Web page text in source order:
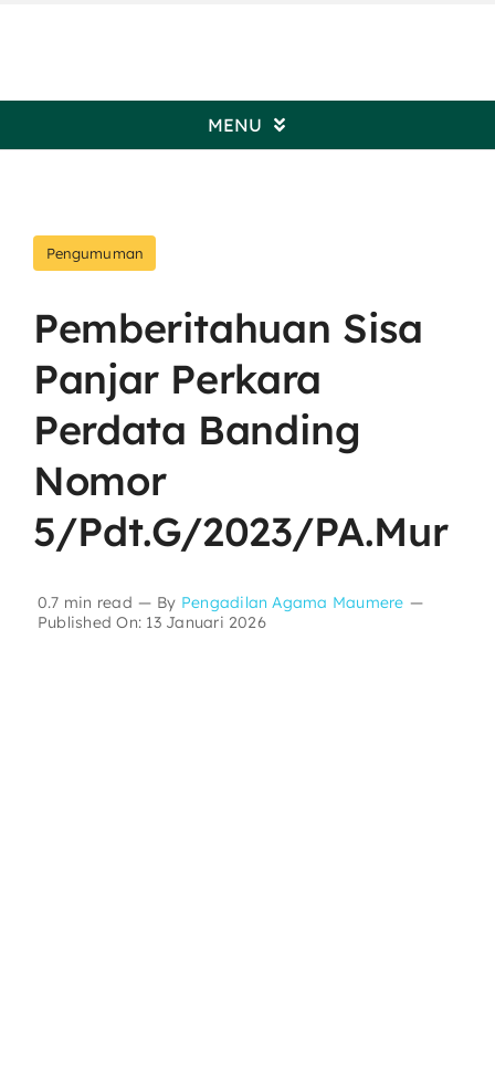
MENU
Profil Pengadilan
Informasi Umum
Kepaniteraan
Kesekretariatan
Layanan Publik
Publikasi
Pengumuman
Pemberitahuan Sisa
Panjar Perkara
Perdata Banding
Nomor
5/Pdt.G/2023/PA.Mur
0.7 min read — By Pengadilan Agama Maumere —
Published On: 13 Januari 2026